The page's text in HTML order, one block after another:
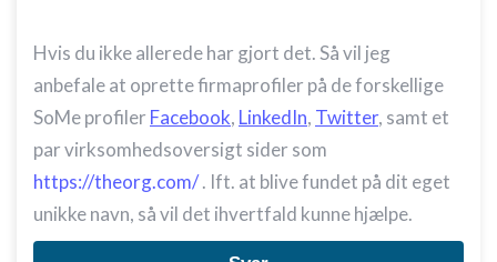
Hvis du ikke allerede har gjort det. Så vil jeg
anbefale at oprette firmaprofiler på de forskellige
SoMe profiler Facebook, LinkedIn, Twitter, samt et
par virksomhedsoversigt sider som
https://theorg.com/. Ift. at blive fundet på dit eget
unikke navn, så vil det ihvertfald kunne hjælpe.